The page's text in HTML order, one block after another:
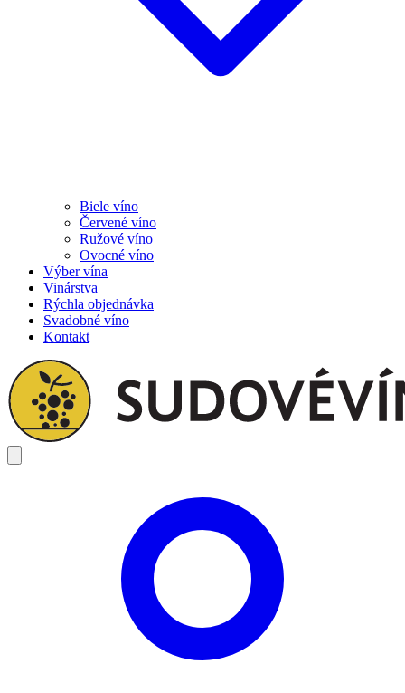
Biele víno
Červené víno
Ružové víno
Ovocné víno
Výber vína
Vinárstva
Rýchla objednávka
Svadobné víno
Kontakt